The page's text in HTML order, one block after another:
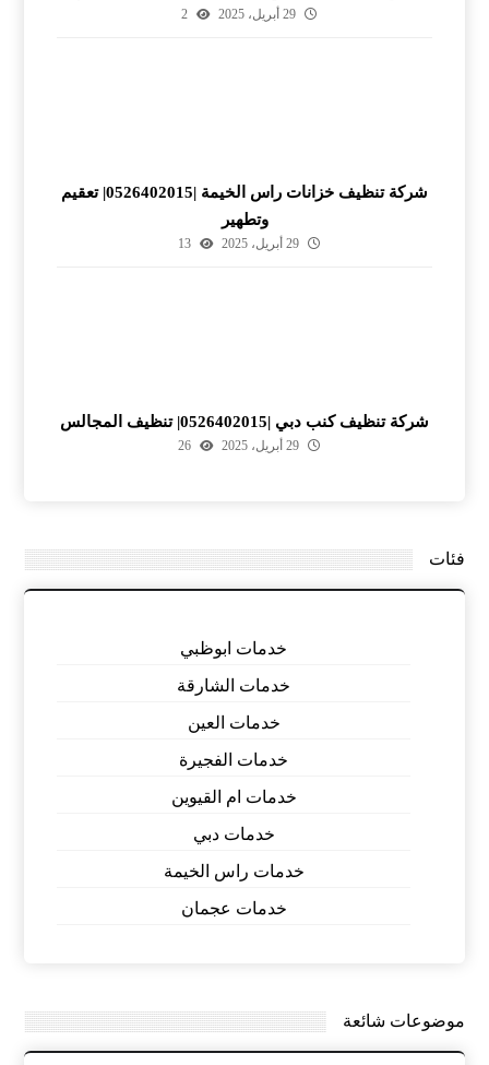
29 أبريل، 2025 2
شركة تنظيف خزانات راس الخيمة |0526402015| تعقيم
وتطهير
29 أبريل، 2025 13
شركة تنظيف كنب دبي |0526402015| تنظيف المجالس
29 أبريل، 2025 26
فئات
خدمات ابوظبي
خدمات الشارقة
خدمات العين
خدمات الفجيرة
خدمات ام القيوين
خدمات دبي
خدمات راس الخيمة
خدمات عجمان
موضوعات شائعة